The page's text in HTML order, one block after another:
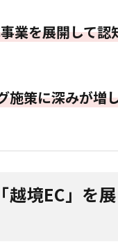
業を展開して認
施策に深みが増
越境EC」を展